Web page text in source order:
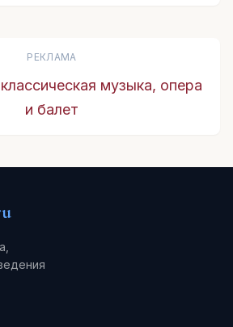
РЕКЛАМА
музыка, опера
и балет